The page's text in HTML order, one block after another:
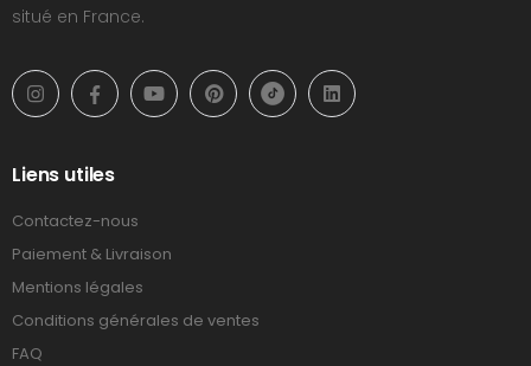
situé en France.
Liens utiles
Contactez-nous
Paiement & Livraison
Mentions légales
Conditions générales de ventes
FAQ